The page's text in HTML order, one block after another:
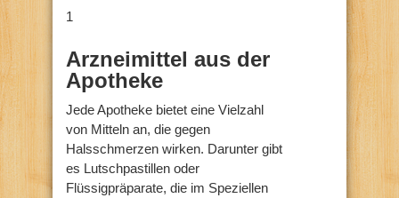
1
Arzneimittel aus der
Apotheke
Jede Apotheke bietet eine Vielzahl
von Mitteln an, die gegen
Halsschmerzen wirken. Darunter gibt
es Lutschpastillen oder
Flüssigpräparate, die im Speziellen